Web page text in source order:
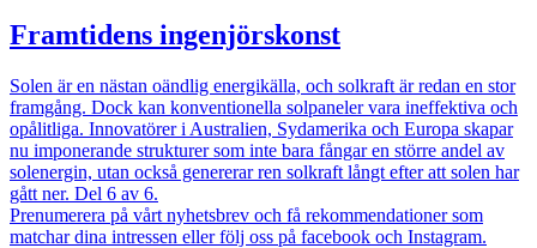
Framtidens ingenjörskonst
Solen är en nästan oändlig energikälla, och solkraft är redan en stor
framgång. Dock kan konventionella solpaneler vara ineffektiva och
opålitliga. Innovatörer i Australien, Sydamerika och Europa skapar
nu imponerande strukturer som inte bara fångar en större andel av
solenergin, utan också genererar ren solkraft långt efter att solen har
gått ner. Del 6 av 6.
Prenumerera på vårt nyhetsbrev och få rekommendationer som
matchar dina intressen eller följ oss på facebook och Instagram.